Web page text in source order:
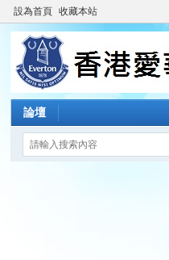
設為首頁 收藏本站
論壇